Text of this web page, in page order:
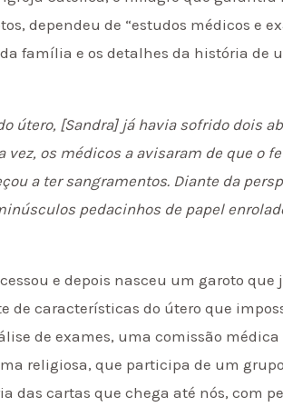
dependeu de “estudos médicos e
família e os detalhes da história de
útero, [Sandra] já havia sofrido dois
vez, os médicos a avisaram de que o
a ter sangramentos. Diante da
pedacinhos de papel
e depois nasceu um garoto
de características do útero que
de exames, uma comissão
religiosa, que participa de um
das cartas que chega até nós, com